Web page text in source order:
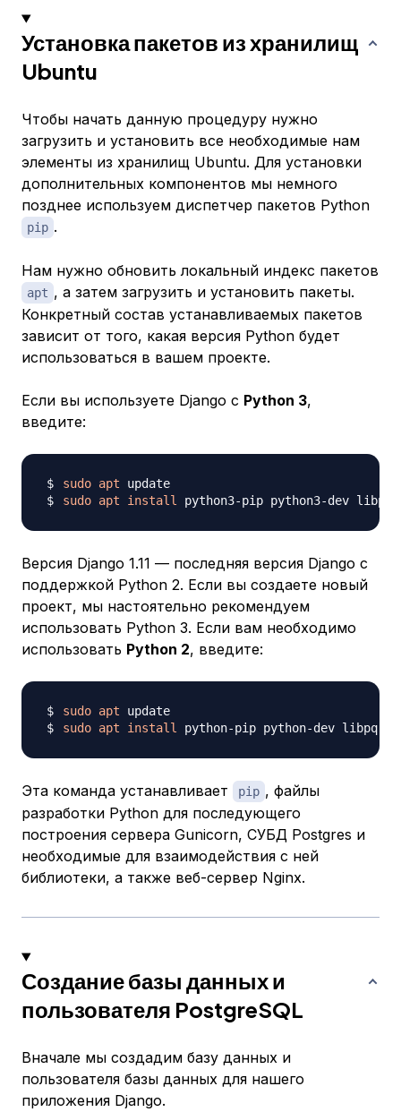
Установка пакетов из хранилищ
Ubuntu
Чтобы начать данную процедуру нужно
загрузить и установить все необходимые нам
элементы из хранилищ Ubuntu. Для установки
дополнительных компонентов мы немного
позднее используем диспетчер пакетов Python
pip .
Нам нужно обновить локальный индекс пакетов
apt , а затем загрузить и установить пакеты.
Конкретный состав устанавливаемых пакетов
зависит от того, какая версия Python будет
использоваться в вашем проекте.
Если вы используете Django с Python 3,
введите:
sudo apt
sudo apt install python3-pip python3-dev
Версия Django 1.11 — последняя версия Django с
поддержкой Python 2. Если вы создаете новый
проект, мы настоятельно рекомендуем
использовать Python 3. Если вам необходимо
использовать Python 2, введите:
sudo apt
sudo apt install python-pip python-dev libpq-
Эта команда устанавливает pip , файлы
разработки Python для последующего
построения сервера Gunicorn, СУБД Postgres и
необходимые для взаимодействия с ней
библиотеки, а также веб-сервер Nginx.
Создание базы данных и
пользователя PostgreSQL
Вначале мы создадим базу данных и
пользователя базы данных для нашего
приложения Django.